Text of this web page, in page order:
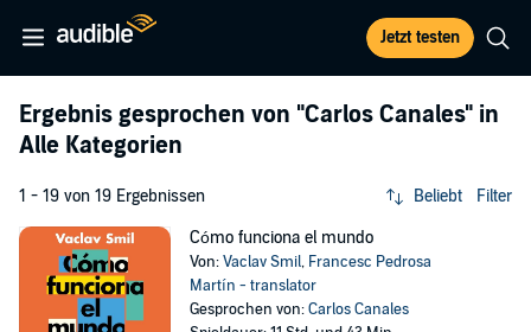
Jetzt testen
Ergebnis gesprochen von "Carlos Canales" in
Alle Kategorien
1 - 19 von 19 Ergebnissen Beliebt Filter
Cómo funciona el mundo
Von:Vaclav Smil, Francesc Pedrosa
Martín - translator
Gesprochen von:Carlos Canales